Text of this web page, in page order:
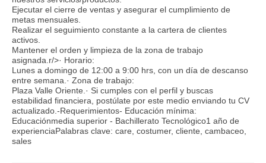
Ejecutar el cierre de ventas y asegurar el cumplimiento de
metas mensuales.
Realizar el seguimiento constante a la cartera de clientes
activos.
Mantener el orden y limpieza de la zona de trabajo
asignada.r/>· Horario:
Lunes a domingo de 12:00 a 9:00 hrs, con un día de descanso
entre semana.· Zona de trabajo:
Plaza Valle Oriente.· Si cumples con el perfil y buscas
estabilidad financiera, postúlate por este medio enviando tu CV
actualizado.-Requerimientos- Educación mínima:
Educaciónmedia superior - Bachillerato Tecnológico1 año de
experienciaPalabras clave: care, costumer, cliente, cambaceo,
sales